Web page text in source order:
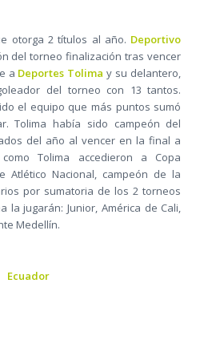
otorga 2 títulos al año. Deportivo
del torneo finalización tras vencer
a Deportes Tolima y su delantero,
del torneo con 13 tantos.
el equipo que más puntos sumó
Tolima había sido campeón del
del año al vencer en la final a
Tolima accedieron a Copa
Atlético Nacional, campeón de la
por sumatoria de los 2 torneos
la jugarán: Junior, América de Cali,
Medellín.
Ecuador